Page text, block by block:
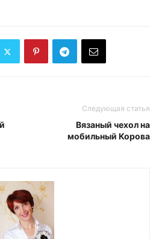
Следующая статья
Вязаный чехол на
мобильный Корова